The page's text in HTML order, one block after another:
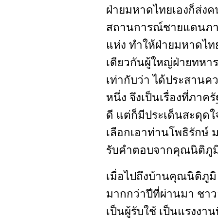
ฝ่ายมหาดไทยเองก็ส่ง
สถานการณ์ชายแดนภ
แห่ง ทำให้ฝ่ายมหาดไ
เดียวกันผู้ใหญ่ฝ่ายทหา
เท่ากับว่า ได้ประสาน
หนึ่ง จึงเป็นเรื่องที่ภาค
ดี แต่ก็มีประเด็นสะดุด
เลือกเอาท่านโพธิรักษ์
รับคำตอบจากคุณนิติภู
เมื่อไปถึงบ้านคุณนิติภู
มากกว่าปีที่ผ่านมา ชา
เป็นผู้รับใช้ เป็นแรงงา